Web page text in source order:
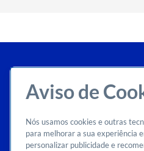
Aviso de
Nós usamos cookies e outras
para melhorar a sua experiência
personalizar publicidade e